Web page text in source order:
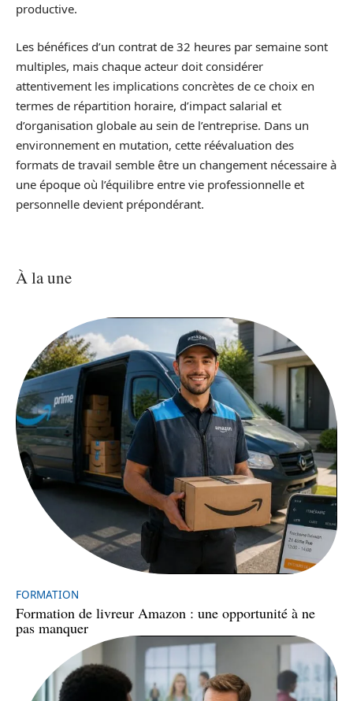
productive.
Les bénéfices d’un contrat de 32 heures par semaine sont
multiples, mais chaque acteur doit considérer
attentivement les implications concrètes de ce choix en
termes de répartition horaire, d’impact salarial et
d’organisation globale au sein de l’entreprise. Dans un
environnement en mutation, cette réévaluation des
formats de travail semble être un changement nécessaire à
une époque où l’équilibre entre vie professionnelle et
personnelle devient prépondérant.
À la une
FORMATION
Formation de livreur Amazon : une opportunité à ne
pas manquer